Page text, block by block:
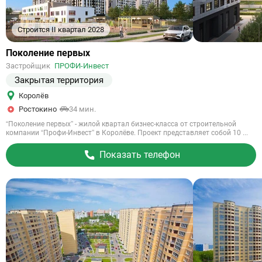
Строится II квартал 2028
Ссылка
объект
Поколение первых
Застройщик ПРОФИ-Инвест
Закрытая территория
Королёв
Ростокино
34 мин.
“Поколение первых” - жилой квартал бизнес-класса от строительной
компании “Профи-Инвест” в Королёве. Проект представляет собой 10 ...
Показать телефон